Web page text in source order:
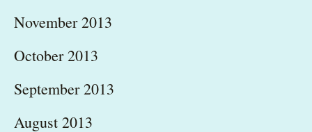
November 2013
October 2013
September 2013
August 2013